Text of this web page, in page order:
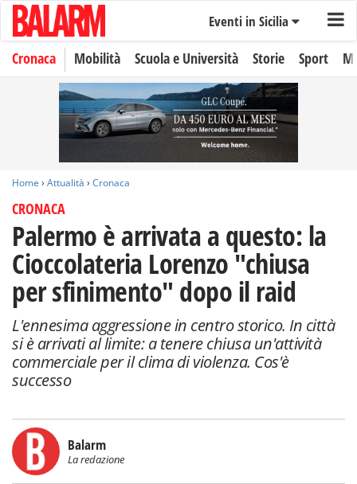
Eventi in Sicilia
Cronaca Mobilità Scuola e Università Storie Sport
Home › Attualità › Cronaca
CRONACA
Palermo è arrivata a questo: la
Cioccolateria Lorenzo "chiusa
per sfinimento" dopo il raid
L'ennesima aggressione in centro storico. In città
si è arrivati al limite: a tenere chiusa un'attività
commerciale per il clima di violenza. Cos'è
successo
Balarm
La redazione